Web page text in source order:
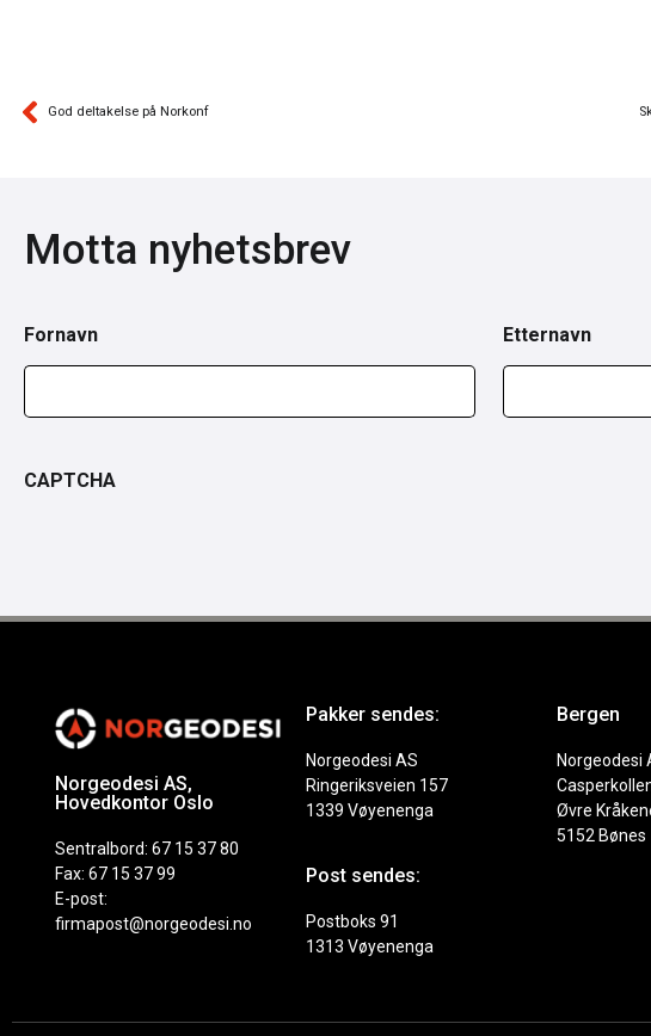
God deltakelse på Norkonf
Motta nyhetsbrev
Fornavn Etternavn
CAPTCHA
Norgeodesi AS,
Hovedkontor Oslo
Sentralbord: 67 15 37 80
Fax: 67 15 37 99
E-post:
firmapost@norgeodesi.no
Pakker sendes:
Norgeodesi AS
Ringeriksveien 157
1339 Vøyenenga
Post sendes:
Postboks 91
1313 Vøyenenga
Bergen
Norgeodesi
Øvre
5152 Bønes